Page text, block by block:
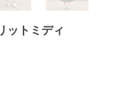
ットミディ